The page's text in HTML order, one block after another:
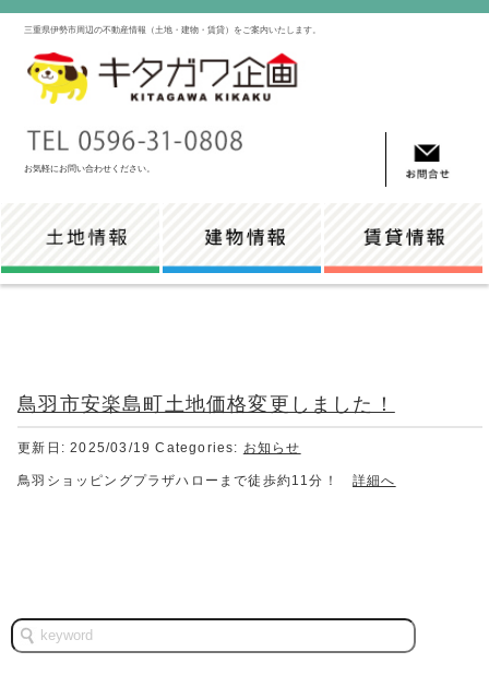
三重県伊勢市周辺の不動産情報（土地・建物・賃貸）をご案内いたします。
お気軽にお問い合わせください。
鳥羽市安楽島町土地価格変更しました！
更新日: 2025/03/19 Categories: お知らせ
鳥羽ショッピングプラザハローまで徒歩約11分！詳細へ